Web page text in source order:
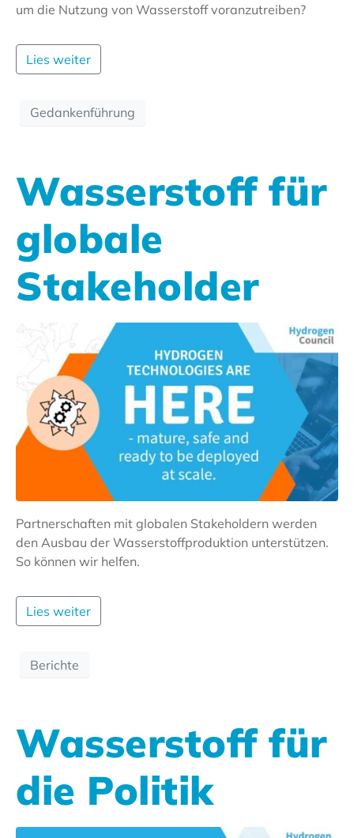
um die Nutzung von Wasserstoff voranzutreiben?
Lies weiter
Gedankenführung
Wasserstoff für
globale
Stakeholder
Partnerschaften mit globalen Stakeholdern werden
den Ausbau der Wasserstoffproduktion unterstützen.
So können wir helfen.
Lies weiter
Berichte
Wasserstoff für
die Politik